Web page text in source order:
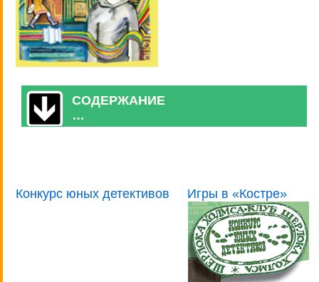
СОДЕРЖАНИЕ
…
Конкурс юных детективов Игры в «Костре»